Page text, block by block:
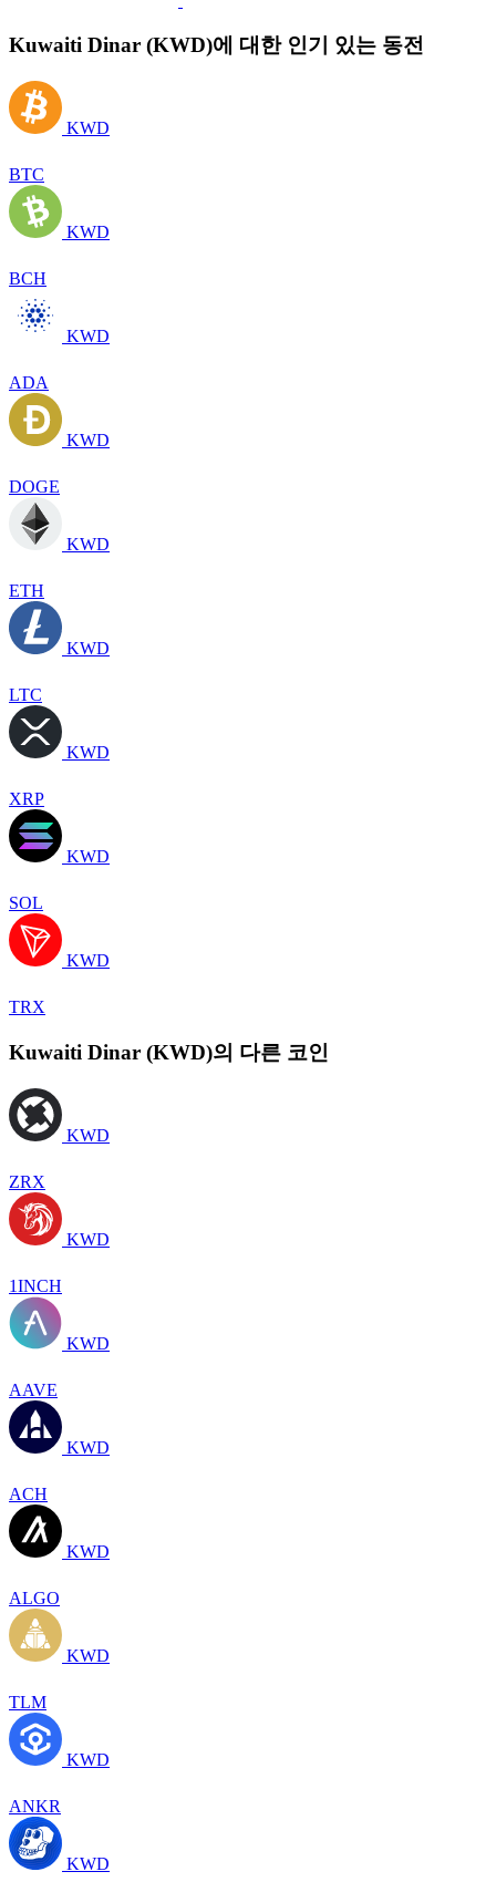
Kuwaiti Dinar (KWD)에 대한 인기 있는 동전
KWD
BTC
KWD
BCH
KWD
ADA
KWD
DOGE
KWD
ETH
KWD
LTC
KWD
XRP
KWD
SOL
KWD
TRX
Kuwaiti Dinar (KWD)의 다른 코인
KWD
ZRX
KWD
1INCH
KWD
AAVE
KWD
ACH
KWD
ALGO
KWD
TLM
KWD
ANKR
KWD